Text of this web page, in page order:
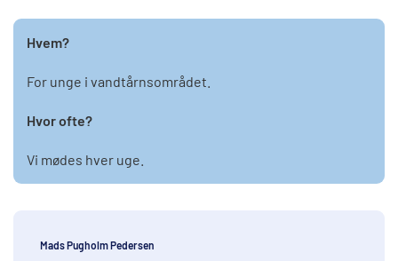
Hvem?
For unge i vandtårnsområdet.
Hvor ofte?
Vi mødes hver uge.
Mads Pugholm Pedersen